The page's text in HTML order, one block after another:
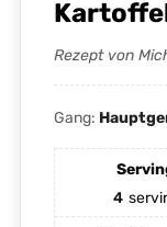
Rezept von
Gang:
4